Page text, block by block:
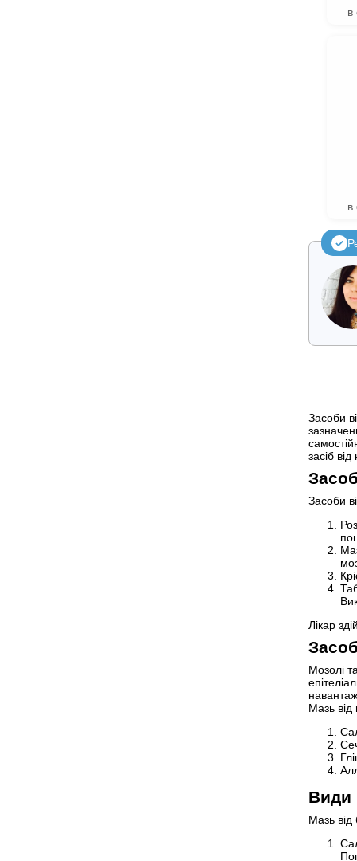
в
в
Засоби
засіб
Засоби
Лікар
Мозолі
Мазь від
Види
Мазь від